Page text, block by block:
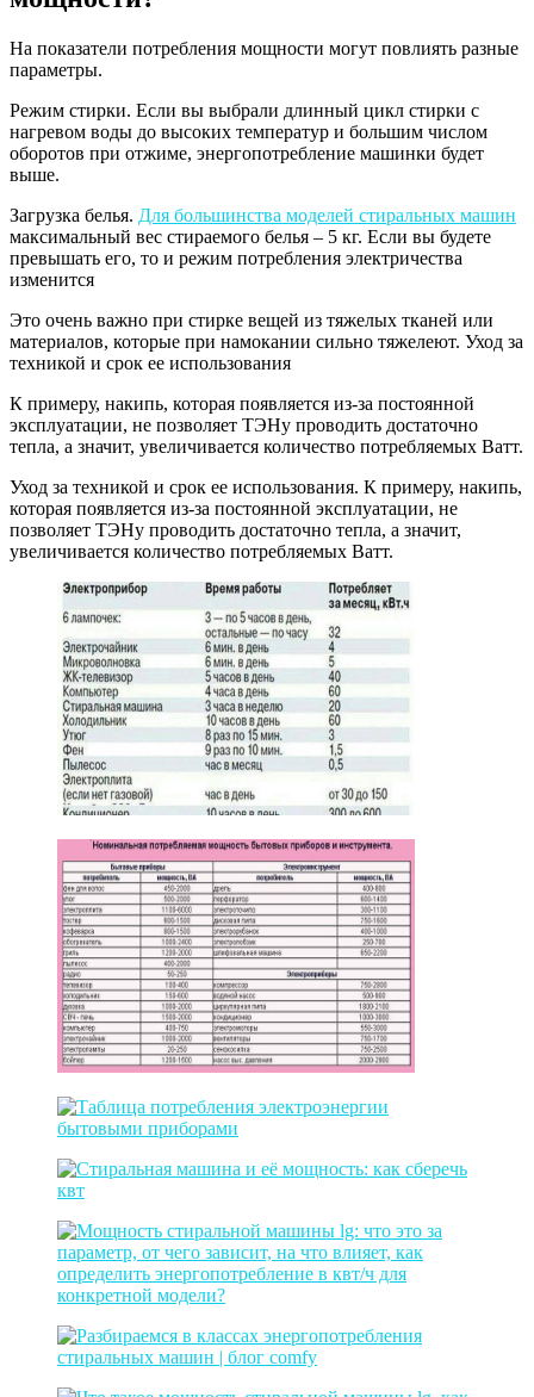
На показатели потребления мощности могут повлиять разные
параметры.
Режим стирки. Если вы выбрали длинный цикл стирки с
нагревом воды до высоких температур и большим числом
оборотов при отжиме, энергопотребление машинки будет
выше.
Загрузка белья. Для большинства моделей стиральных машин
максимальный вес стираемого белья – 5 кг. Если вы будете
превышать его, то и режим потребления электричества
изменится
Это очень важно при стирке вещей из тяжелых тканей или
материалов, которые при намокании сильно тяжелеют. Уход за
техникой и срок ее использования
К примеру, накипь, которая появляется из-за постоянной
эксплуатации, не позволяет ТЭНу проводить достаточно
тепла, а значит, увеличивается количество потребляемых Ватт.
Уход за техникой и срок ее использования. К примеру, накипь,
которая появляется из-за постоянной эксплуатации, не
позволяет ТЭНу проводить достаточно тепла, а значит,
увеличивается количество потребляемых Ватт.